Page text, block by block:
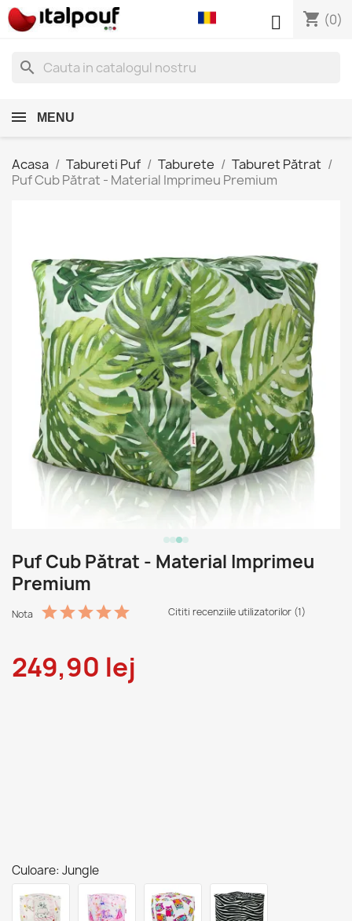
shopping_cart (0)

search
MENU
Acasa Tabureti Puf Taburete
Taburet Pătrat
Puf Cub Pătrat - Material Imprimeu Premium
Puf Cub Pătrat - Material Imprimeu
Premium
Nota Cititi recenziile utilizatorilor (1)
249,90 lej
Culoare: Jungle